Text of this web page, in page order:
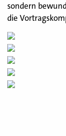
sondern
die